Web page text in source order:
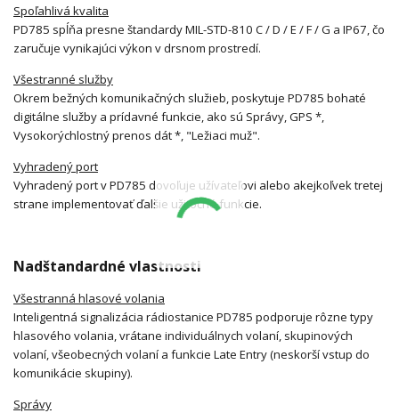
Spoľahlivá kvalita
PD785 spĺňa presne štandardy MIL-STD-810 C / D / E / F / G a IP67, čo
zaručuje vynikajúci výkon v drsnom prostredí.
Všestranné služby
Okrem bežných komunikačných služieb, poskytuje PD785 bohaté
digitálne služby a prídavné funkcie, ako sú Správy, GPS *,
Vysokorýchlostný prenos dát *, "Ležiaci muž".
Vyhradený port
Vyhradený port v PD785 dovoľuje užívateľovi alebo akejkoľvek tretej
strane implementovať ďalšie užitočné funkcie.
Nadštandardné vlastnosti
Všestranná hlasové volania
Inteligentná signalizácia rádiostanice PD785 podporuje rôzne typy
hlasového volania, vrátane individuálnych volaní, skupinových
volaní, všeobecných volaní a funkcie Late Entry (neskorší vstup do
komunikácie skupiny).
Správy